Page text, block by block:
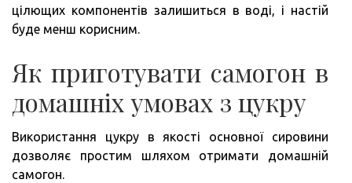
цілющих компонентів залишиться в воді, і настій
буде менш корисним.
Як приготувати самогон в
домашніх умовах з цукру
Використання цукру в якості основної сировини
дозволяє простим шляхом отримати домашній
самогон.